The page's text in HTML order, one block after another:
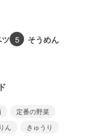
5 そうめん
定番の野菜
ん きゅうり